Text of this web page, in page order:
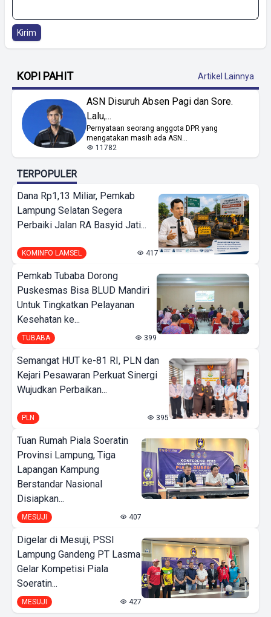
Kirim
KOPI PAHIT Artikel Lainnya
ASN Disuruh Absen Pagi dan Sore.
Lalu,...
Pernyataan seorang anggota DPR yang
mengatakan masih ada ASN...
11782
TERPOPULER
Dana Rp1,13 Miliar, Pemkab
Lampung Selatan Segera
Perbaiki Jalan RA Basyid Jati...
KOMINFO LAMSEL 417
Pemkab Tubaba Dorong
Puskesmas Bisa BLUD Mandiri
Untuk Tingkatkan Pelayanan
Kesehatan ke...
TUBABA 399
Semangat HUT ke-81 RI, PLN dan
Kejari Pesawaran Perkuat Sinergi
Wujudkan Perbaikan...
PLN 395
Tuan Rumah Piala Soeratin
Provinsi Lampung, Tiga
Lapangan Kampung
Berstandar Nasional
Disiapkan...
MESUJI 407
Digelar di Mesuji, PSSI
Lampung Gandeng PT Lasma
Gelar Kompetisi Piala
Soeratin...
MESUJI 427